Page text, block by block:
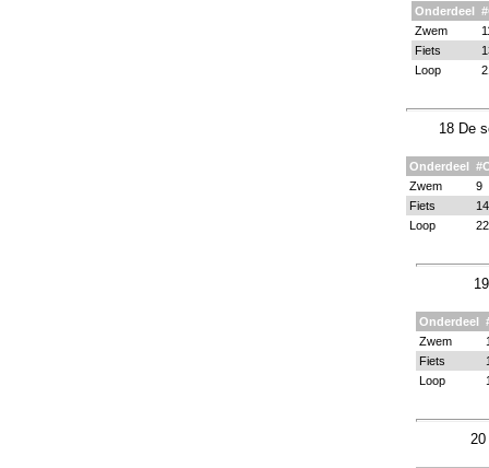
Onderdeel
Zwem
Fiets
Loop
18 De
Onderdeel
Zwem
9
Fiets
14
Loop
22
Onderdeel
Zwem
Fiets
Loop
20